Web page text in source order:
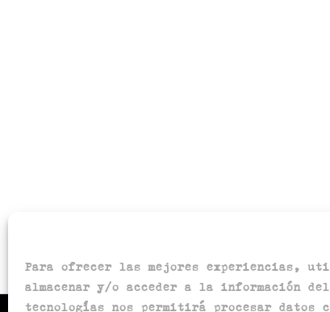
Para ofrecer las mejores experiencias,
almacenar y/o acceder a la información
tecnologías nos permitirá procesar datos